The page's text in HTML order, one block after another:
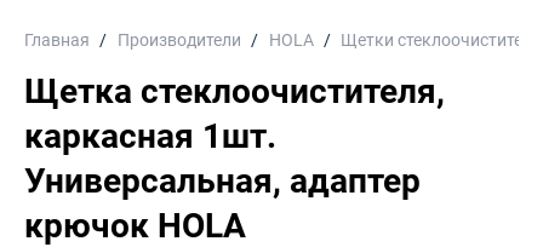
Главная Производители HOLA Щетки
Щетка стеклоочистителя,
каркасная 1шт.
Универсальная, адаптер
крючок HOLA